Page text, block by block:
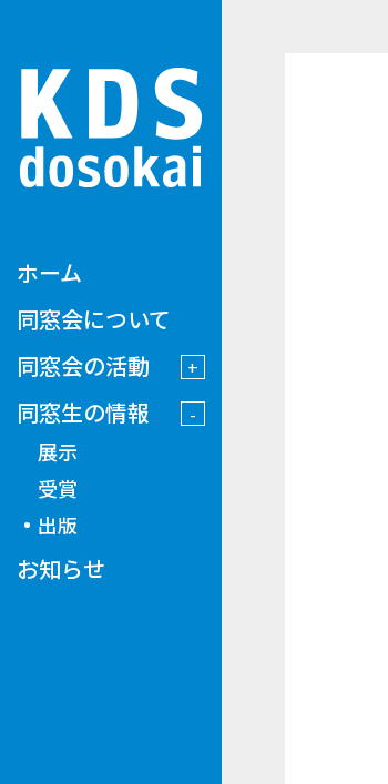
ホーム
同窓会について
同窓会の活動
同窓生の情報
展示
受賞
出版
お知らせ